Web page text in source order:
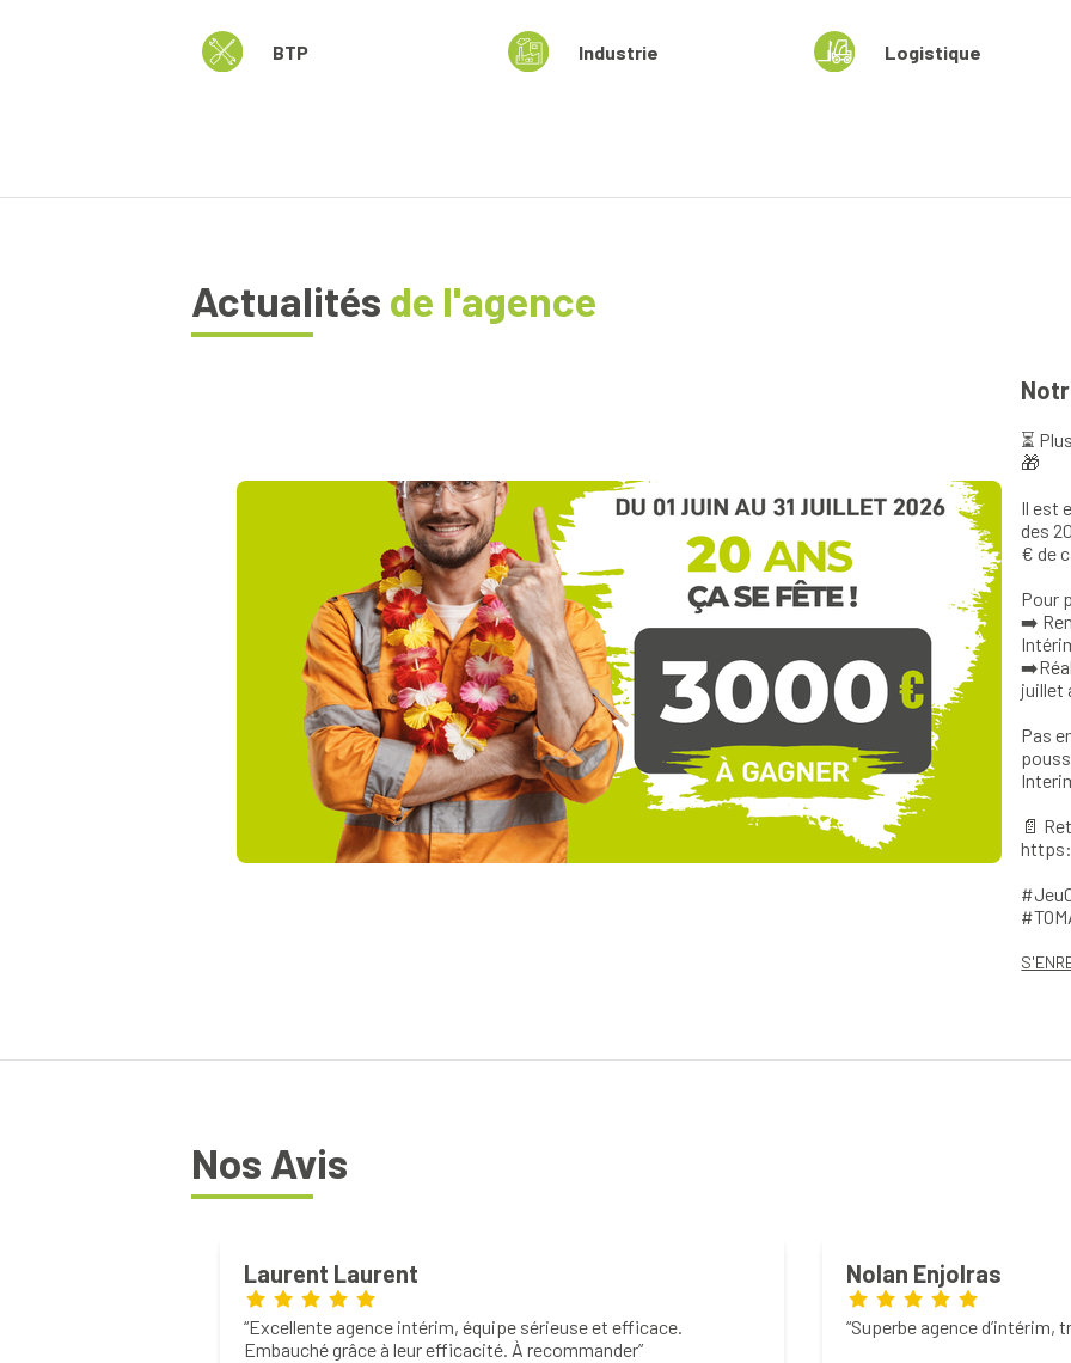
BTP Industrie Logistique
Actualités de l'agence
⏳
🎁
Il est
des
€ de
Pour
➡️
juillet
Pas
📄
Nos Avis
Laurent Laurent
Excellente agence intérim, équipe sérieuse et efficace.
Embauché grâce à leur efficacité. À recommander
Nolan Enjolras
Superbe agence